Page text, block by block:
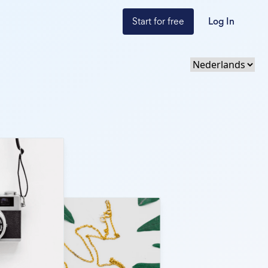
Start for free Log In